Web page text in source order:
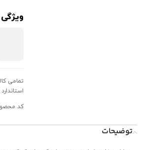
تمامی
کد محصول:
توضیحات